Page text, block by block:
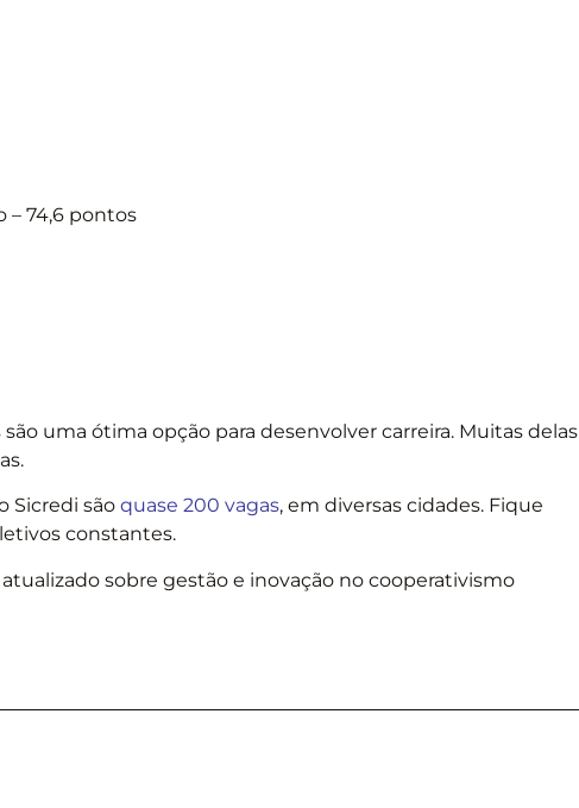
– 74,6 pontos
uma ótima opção para desenvolver carreira. Muitas delas
Sicredi são quase 200 vagas, em diversas cidades. Fique
constantes.
sobre gestão e inovação no cooperativismo